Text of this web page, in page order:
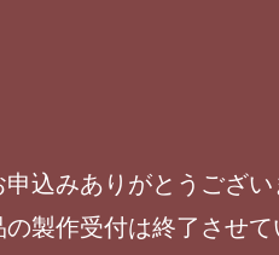
込みありがとうござい
製作受付は終了させて